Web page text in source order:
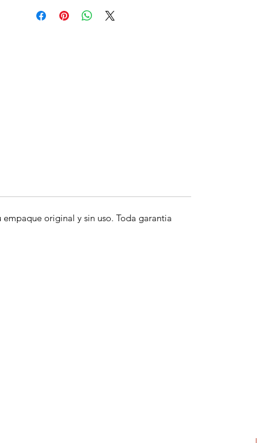
original y sin uso. Toda garantia